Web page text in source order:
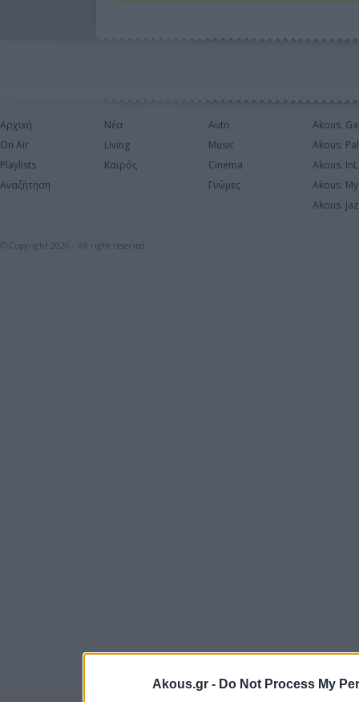
Akous.gr - Do Not Process My
Αρχική
On Air
Playlists
Αναζήτηση
Νέα
Living
Καιρός
Auto
Music
Cinema
Γνώμες
Akous.
Akous.
Akous.
Akous.
Akous.
© Copyright 2026 - All right reserved.